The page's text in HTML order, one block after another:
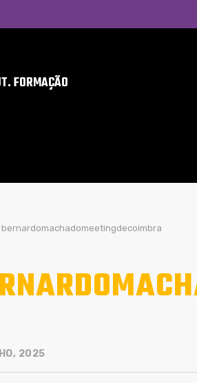
FORMAÇÃO
bernardomachadomeetingdecoimbra
2025